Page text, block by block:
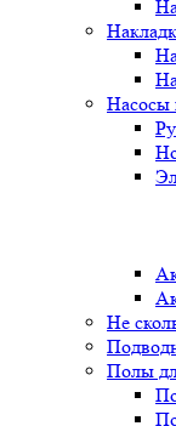
Не
Полы